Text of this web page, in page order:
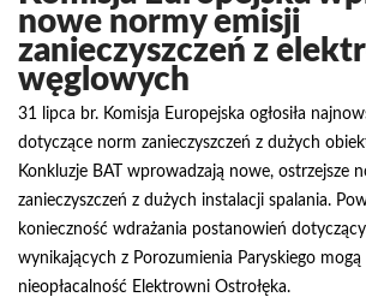
nowe normy emisji
zanieczyszczeń z
węglowych
31 lipca br. Komisja Europejska ogłosiła
dotyczące norm zanieczyszczeń z dużych
Konkluzje BAT wprowadzają nowe, ostrzejsze
zanieczyszczeń z dużych instalacji spalania.
konieczność wdrażania postanowień
wynikających z Porozumienia Paryskiego
nieopłacalność Elektrowni Ostrołęka.